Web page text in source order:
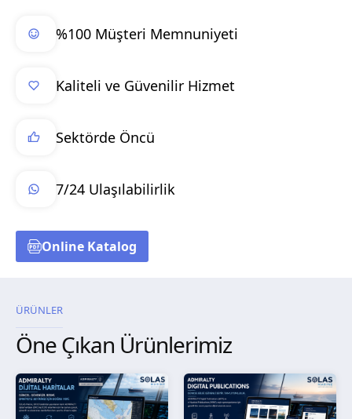
%100 Müşteri Memnuniyeti
Kaliteli ve Güvenilir Hizmet
Sektörde Öncü
7/24 Ulaşılabilirlik
Online Katalog
ÜRÜNLER
Öne Çıkan Ürünlerimiz